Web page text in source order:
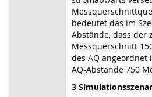
bedeutet das im
Abstände, dass der
Messquerschnitt
des AQ angeordnet
AQ-Abstände 750
3